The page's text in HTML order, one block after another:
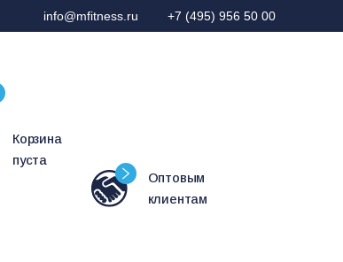
info@mfitness.ru +7 (495) 956 50 00
Корзина
пуста
Оптовым
клиентам